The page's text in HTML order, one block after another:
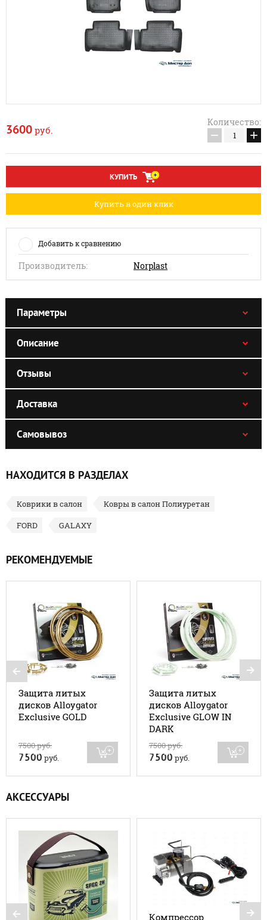
3600 руб.
Количество:
− +
КУПИТЬ
Купить в один клик
Добавить к сравнению
Производитель: Norplast
Параметры
Описание
Отзывы
Доставка
Самовывоз
НАХОДИТСЯ В РАЗДЕЛАХ
Коврики в салон
Ковры в салон Полиуретан
FORD
GALAXY
РЕКОМЕНДУЕМЫЕ
Защита литых
дисков Alloygator
Exclusive GOLD
7500руб.
7500 руб.
Защита литых
дисков Alloygator
Exclusive GLOW IN
DARK
7500руб.
7500 руб.
НЕТ В НАЛИЧИИ НЕТ В НАЛИЧИИ
АКСЕССУАРЫ
Компрессор